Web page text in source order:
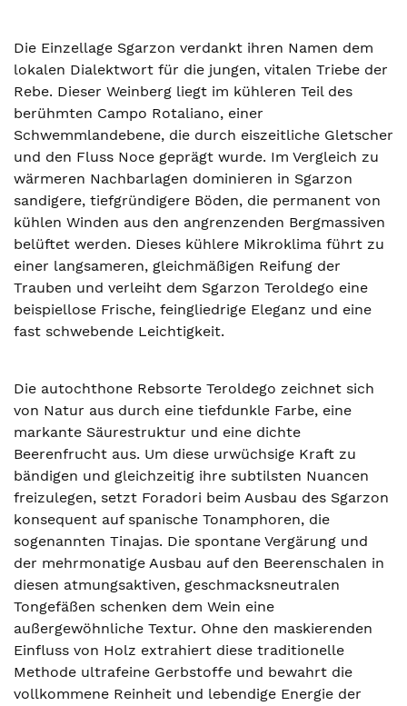
Die Einzellage Sgarzon verdankt ihren Namen dem
lokalen Dialektwort für die jungen, vitalen Triebe der
Rebe. Dieser Weinberg liegt im kühleren Teil des
berühmten Campo Rotaliano, einer
Schwemmlandebene, die durch eiszeitliche Gletscher
und den Fluss Noce geprägt wurde. Im Vergleich zu
wärmeren Nachbarlagen dominieren in Sgarzon
sandigere, tiefgründigere Böden, die permanent von
kühlen Winden aus den angrenzenden Bergmassiven
belüftet werden. Dieses kühlere Mikroklima führt zu
einer langsameren, gleichmäßigen Reifung der
Trauben und verleiht dem Sgarzon Teroldego eine
beispiellose Frische, feingliedrige Eleganz und eine
fast schwebende Leichtigkeit.
Die autochthone Rebsorte Teroldego zeichnet sich
von Natur aus durch eine tiefdunkle Farbe, eine
markante Säurestruktur und eine dichte
Beerenfrucht aus. Um diese urwüchsige Kraft zu
bändigen und gleichzeitig ihre subtilsten Nuancen
freizulegen, setzt Foradori beim Ausbau des Sgarzon
konsequent auf spanische Tonamphoren, die
sogenannten Tinajas. Die spontane Vergärung und
der mehrmonatige Ausbau auf den Beerenschalen in
diesen atmungsaktiven, geschmacksneutralen
Tongefäßen schenken dem Wein eine
außergewöhnliche Textur. Ohne den maskierenden
Einfluss von Holz extrahiert diese traditionelle
Methode ultrafeine Gerbstoffe und bewahrt die
vollkommene Reinheit und lebendige Energie der